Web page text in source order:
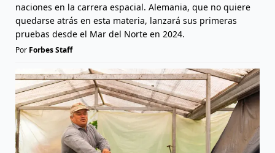
naciones en la carrera espacial. Alemania, que no quiere
quedarse atrás en esta materia, lanzará sus primeras
pruebas desde el Mar del Norte en 2024.
Por Forbes Staff